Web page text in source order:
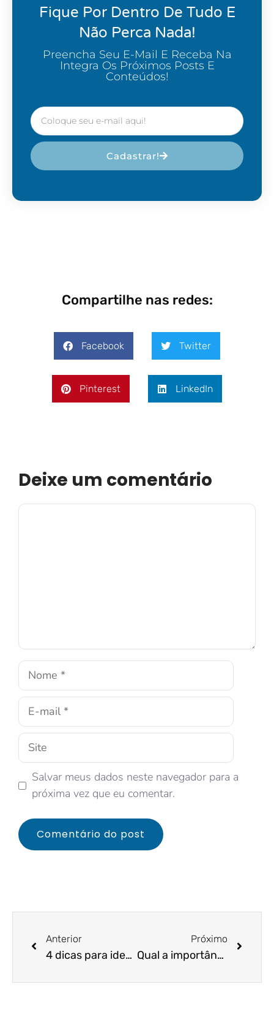
Fique Por Dentro De Tudo E
Não Perca Nada!
Preencha Seu E-Mail E Receba Na
Integra Os Próximos Posts E
Conteúdos!
Cadastrar!
Compartilhe nas redes:
Facebook Twitter
Pinterest LinkedIn
Deixe um comentário
Salvar meus dados neste navegador para a
próxima vez que eu comentar.
Anterior
4 dicas para identificar oportunidades
Próximo
Qual a importância de um líder no comprometimento da equipe?